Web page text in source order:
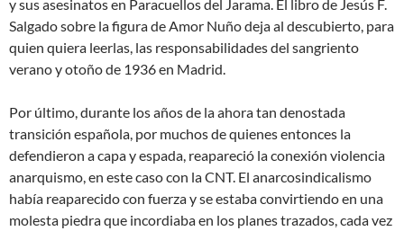
y sus asesinatos en Paracuellos del Jarama. El libro de Jesús F.
Salgado sobre la figura de Amor Nuño deja al descubierto, para
quien quiera leerlas, las responsabilidades del sangriento
verano y otoño de 1936 en Madrid.
Por último, durante los años de la ahora tan denostada
transición española, por muchos de quienes entonces la
defendieron a capa y espada, reapareció la conexión violencia
anarquismo, en este caso con la CNT. El anarcosindicalismo
había reaparecido con fuerza y se estaba convirtiendo en una
molesta piedra que incordiaba en los planes trazados, cada vez